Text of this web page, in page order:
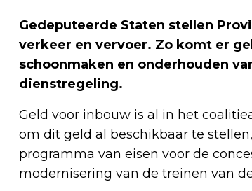
Gedeputeerde Staten stellen
verkeer en vervoer. Zo komt er
schoonmaken en onderhouden
dienstregeling.
Geld voor inbouw is al in het
om dit geld al beschikbaar te
programma van eisen voor de
modernisering van de treinen van